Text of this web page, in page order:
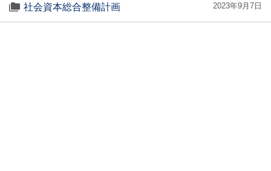
社会資本総合整備計画
2023年9月7日